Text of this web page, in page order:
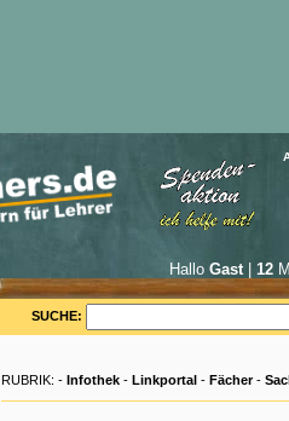
Hallo Gast| 12
SUCHE:
RUBRIK: - Infothek - Linkportal - Fächer-